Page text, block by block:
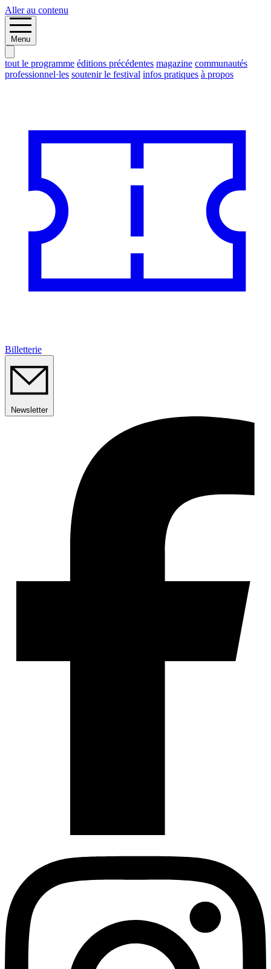
Aller au contenu
Menu
tout le programme éditions précédentes magazine communautés
professionnel·les soutenir le festival infos pratiques à propos
Billetterie
Newsletter